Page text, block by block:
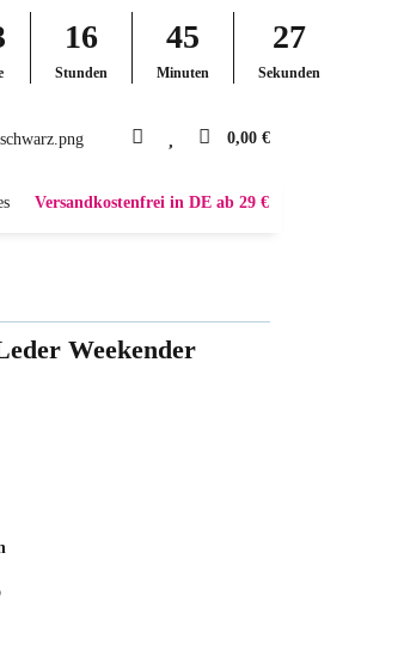
16
Stunden
45
Minuten
26
Sekunden
0,00 €
Versandkostenfrei in DE ab 29 €
Weekender